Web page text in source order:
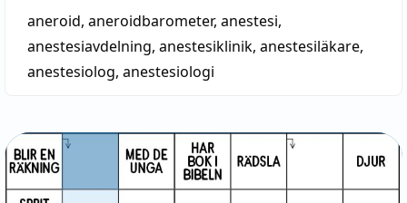
aneroid, aneroidbarometer, anestesi,
anestesiavdelning, anestesiklinik, anestesiläkare,
anestesiolog, anestesiologi